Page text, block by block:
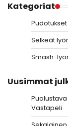
Kategoriat
Selkeät
Smash-
Uusimmat
Vastapeli